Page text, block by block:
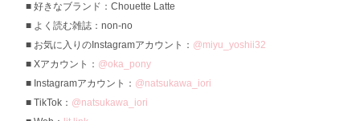
好きなブランド：Chouette Latte
よく読む雑誌：non-no
お気に入りのInstagramアカウント： @miyu_yoshii32
Xアカウント： @oka_pony
Instagramアカウント： @natsukawa_iori
TikTok： @natsukawa_iori